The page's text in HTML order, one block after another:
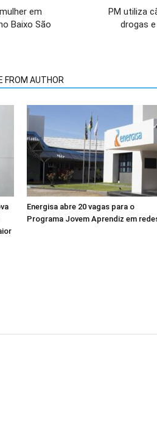
em
Baixo São
PM utiliza
drogas
FROM AUTHOR
Energisa abre 20 vagas para o
Programa Jovem Aprendiz em